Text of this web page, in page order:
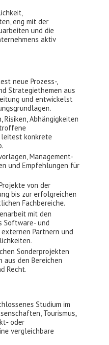
eng mit der
und die
aktiv
neue Prozess-,
Strategiethemen aus
und entwickelst
Abhängigkeiten
leitest konkrete
Management-
und Empfehlungen für
von der
bis zur erfolgreichen
Fachbereiche.
mit den
Software- und
Partnern und
Sonderprojekten
aus den Bereichen
Recht.
Studium im
Tourismus,
oder
vergleichbare